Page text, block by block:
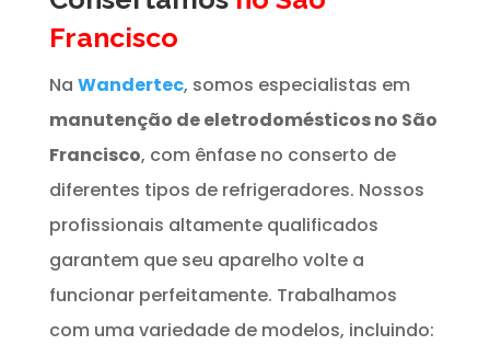
Francisco
Na Wandertec, somos especialistas em
manutenção de eletrodomésticos no São
Francisco, com ênfase no conserto de
diferentes tipos de refrigeradores. Nossos
profissionais altamente qualificados
garantem que seu aparelho volte a
funcionar perfeitamente. Trabalhamos
com uma variedade de modelos, incluindo: